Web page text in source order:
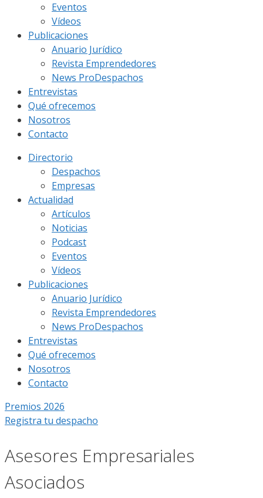
Eventos
Vídeos
Publicaciones
Anuario Jurídico
Revista Emprendedores
News ProDespachos
Entrevistas
Qué ofrecemos
Nosotros
Contacto
Directorio
Despachos
Empresas
Actualidad
Artículos
Noticias
Podcast
Eventos
Vídeos
Publicaciones
Anuario Jurídico
Revista Emprendedores
News ProDespachos
Entrevistas
Qué ofrecemos
Nosotros
Contacto
Premios 2026
Registra tu despacho
Asesores Empresariales
Asociados